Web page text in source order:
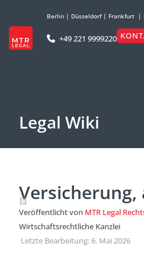
Berlin | Düsseldorf| Frankfurt |
+49 221 9999220
Legal Wiki
Veröffentlicht von MTR Legal
Wirtschaftsrechtliche Kanzlei
·Letzte Bearbeitung: 6. Mai 2026